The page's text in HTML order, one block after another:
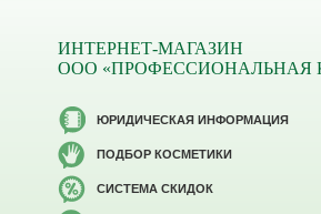
ИНТЕРНЕТ-МАГАЗИН
ООО «ПРОФЕССИОНАЛЬНАЯ
ЮРИДИЧЕСКАЯ ИНФОРМАЦИЯ
ПОДБОР КОСМЕТИКИ
CИСТЕМА СКИДОК